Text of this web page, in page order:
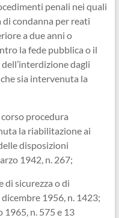
penali nei quali
condanna per reati
a due anni o
la fede pubblica o il
dagli
sia intervenuta la
procedura
la riabilitazione ai
disposizioni
1942, n. 267;
di sicurezza o di
1956, n. 1423;
1965, n. 575 e 13